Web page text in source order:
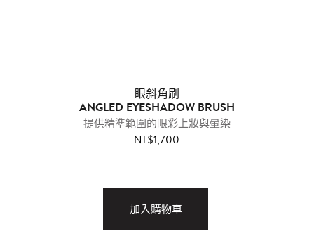
眼斜角刷
ANGLED EYESHADOW BRUSH
提供精準範圍的眼彩上妝與暈染
NT$1,700
加入購物車